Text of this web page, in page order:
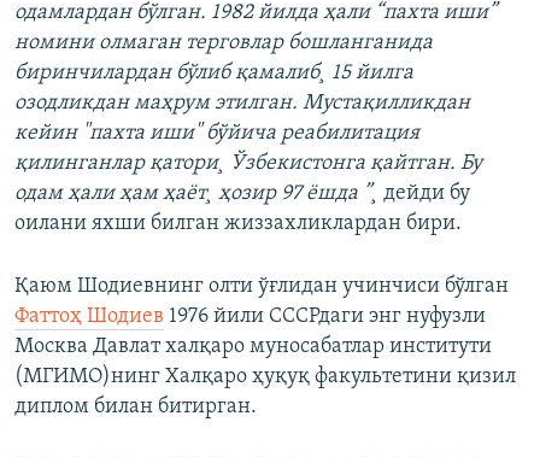
одамлардан бўлган. 1982 йилда ҳали “пахта иши”
номини олмаган терговлар бошланганида
биринчилардан бўлиб қамалиб¸ 15 йилга
озодликдан маҳрум этилган. Мустақилликдан
кейин "пахта иши" бўйича реабилитация
қилинганлар қатори¸ Ўзбекистонга қайтган. Бу
одам ҳали ҳам ҳаëт¸ ҳозир 97 ëшда ”¸ дейди бу
оилани яхши билган жиззахликлардан бири.
Қаюм Шодиевнинг олти ўғлидан учинчиси бўлган
Фаттоҳ Шодиев 1976 йили СССРдаги энг нуфузли
Москва Давлат халқаро муносабатлар институти
(МГИМО)нинг Халқаро ҳуқуқ факультетини қизил
диплом билан битирган.